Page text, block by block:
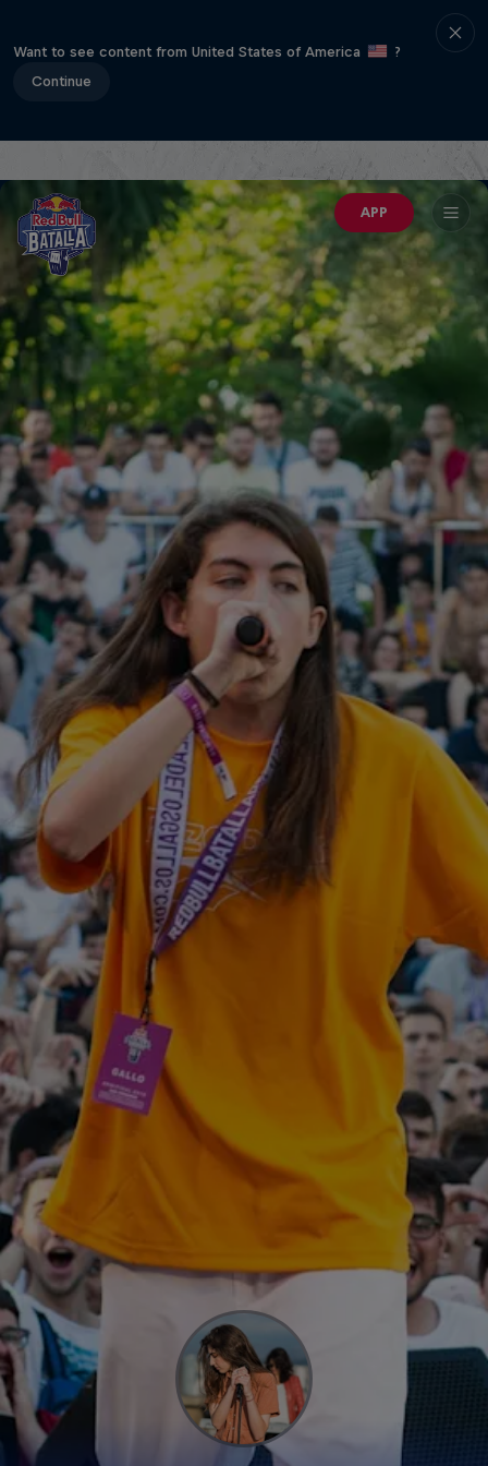
Want to see content from United States of America
?
Continue
APP